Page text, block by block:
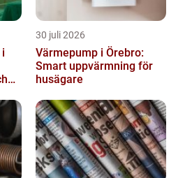
30 juli 2026
Värmepump i Örebro:
Smart uppvärmning för
husägare